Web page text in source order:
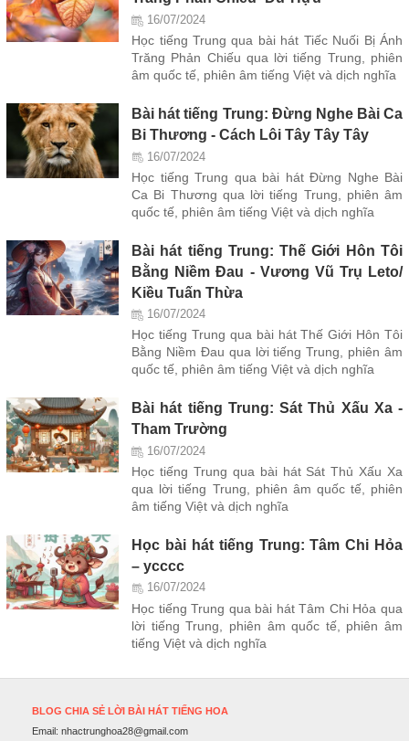
16/07/2024
Học tiếng Trung qua bài hát Tiếc Nuối Bị Ánh
Trăng Phản Chiếu qua lời tiếng Trung, phiên
âm quốc tế, phiên âm tiếng Việt và dịch nghĩa
Bài hát tiếng Trung: Đừng Nghe Bài Ca
Bi Thương - Cách Lôi Tây Tây Tây
16/07/2024
Học tiếng Trung qua bài hát Đừng Nghe Bài
Ca Bi Thương qua lời tiếng Trung, phiên âm
quốc tế, phiên âm tiếng Việt và dịch nghĩa
Bài hát tiếng Trung: Thế Giới Hôn Tôi
Bằng Niềm Đau - Vương Vũ Trụ Leto/
Kiều Tuấn Thừa
16/07/2024
Học tiếng Trung qua bài hát Thế Giới Hôn Tôi
Bằng Niềm Đau qua lời tiếng Trung, phiên âm
quốc tế, phiên âm tiếng Việt và dịch nghĩa
Bài hát tiếng Trung: Sát Thủ Xấu Xa -
Tham Trường
16/07/2024
Học tiếng Trung qua bài hát Sát Thủ Xấu Xa
qua lời tiếng Trung, phiên âm quốc tế, phiên
âm tiếng Việt và dịch nghĩa
Học bài hát tiếng Trung: Tâm Chi Hỏa
– ycccc
16/07/2024
Học tiếng Trung qua bài hát Tâm Chi Hỏa qua
lời tiếng Trung, phiên âm quốc tế, phiên âm
tiếng Việt và dịch nghĩa
BLOG CHIA SẺ LỜI BÀI HÁT TIẾNG HOA
Email: nhactrunghoa28@gmail.com